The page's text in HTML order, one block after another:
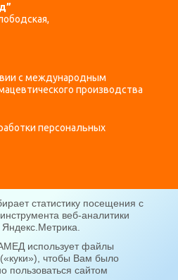
статистику посещения с
веб-аналитики
Яндекс.Метрика
использует файлы
чтобы Вам было
пользоваться сайтом
с международным
производства
персональных